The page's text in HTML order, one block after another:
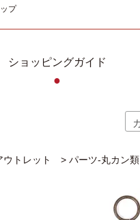
プ
ショッピングガイド
●
ウトレット > パーツ-丸カン類